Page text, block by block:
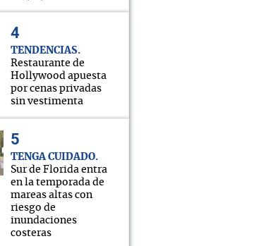
TENDENCIAS
Restaurante de
Hollywood apuesta
por cenas privadas
sin vestimenta
TENGA CUIDADO
Sur de Florida entra
en la temporada de
mareas altas con
riesgo de
inundaciones
costeras